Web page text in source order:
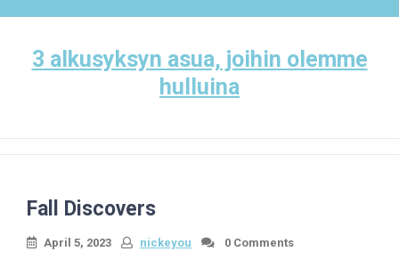
content3 alkusyksyn asua, joihin olemme
hulluina
Fall Discovers
April 5, 2023 nickeyou 0 Comments